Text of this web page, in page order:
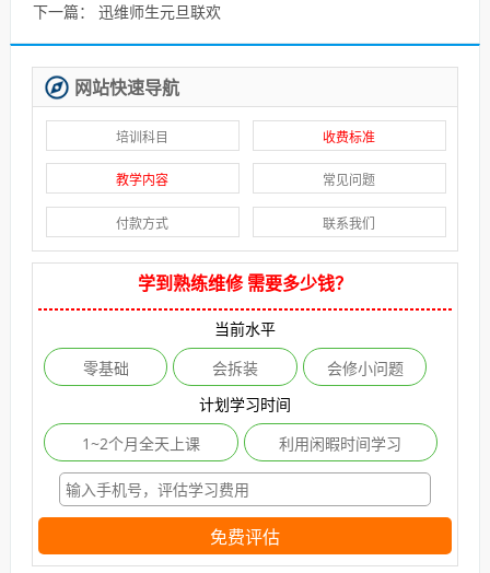
下一篇： 迅维师生元旦联欢
网站快速导航
培训科目 收费标准
教学内容 常见问题
付款方式 联系我们
学到熟练维修 需要多少钱？
当前水平
零基础
会拆装
会修小问题
计划学习时间
1~2个月全天上课
利用闲暇时间学习
免费评估